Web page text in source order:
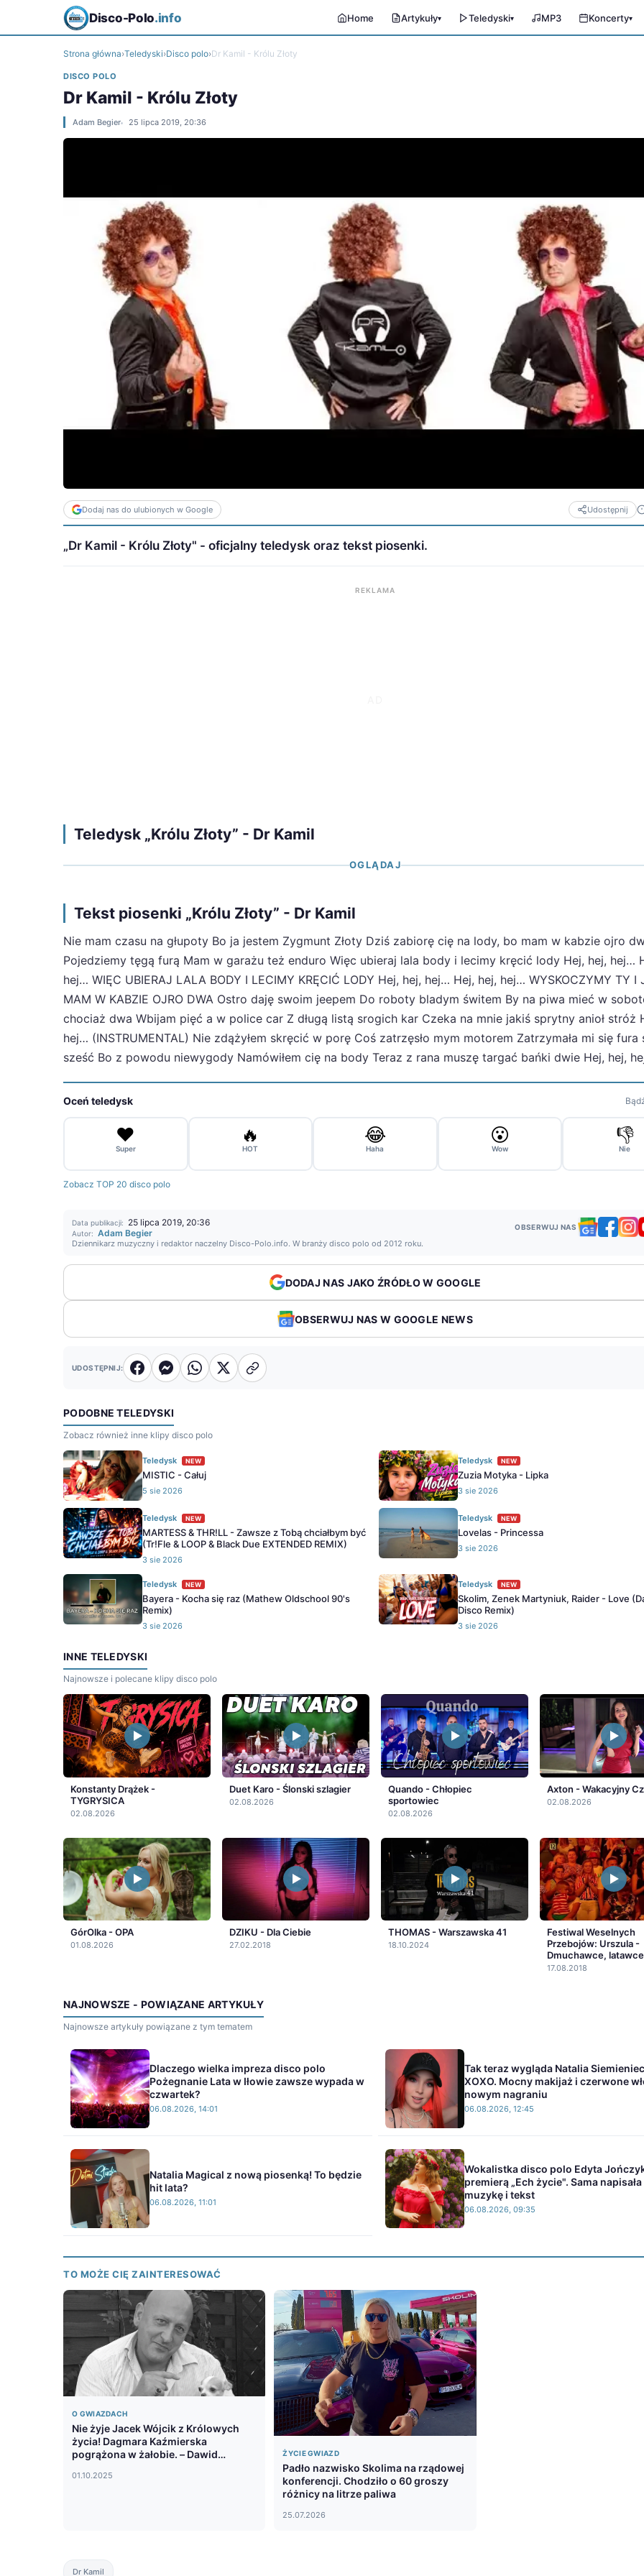
Disco-Polo.info Home Artykuły▾ Teledyski▾ MP3 Koncerty▾
Strona główna›Teledyski›Disco polo›Dr Kamil - Królu Złoty
DISCO POLO
Dr Kamil - Królu Złoty
Adam Begier 25 lipca 2019, 20:36
Dodaj nas do ulubionych w Google Udostępnij
„Dr Kamil - Królu Złoty" - oficjalny teledysk oraz tekst piosenki.
REKLAMA
Teledysk „Królu Złoty” - Dr Kamil
OGLĄDAJ
Tekst piosenki „Królu Złoty” - Dr Kamil
Nie mam czasu na głupoty Bo ja jestem Zygmunt Złoty Dziś zabiorę cię na lody, bo mam w kabzie ojro
Pojedziemy tęgą furą Mam w garażu też enduro Więc ubieraj lala body i lecimy kręcić lody Hej, hej, hej…
hej… WIĘC UBIERAJ LALA BODY I LECIMY KRĘCIĆ LODY Hej, hej, hej… Hej, hej, hej… WYSKOCZYMY TY I
MAM W KABZIE OJRO DWA Ostro daję swoim jeepem Do roboty bladym świtem By na piwa mieć w
chociaż dwa Wbijam pięć a w police car Z długą listą srogich kar Czeka na mnie jakiś sprytny anioł stróż
hej… (INSTRUMENTAL) Nie zdążyłem skręcić w porę Coś zatrzęsło mym motorem Zatrzymała mi się fura
sześć Bo z powodu niewygody Namówiłem cię na body Teraz z rana muszę targać bańki dwie Hej, hej,
Oceń teledysk
❤️
Super
🔥
HOT
😂
Haha
😮
Wow
👎
Nie
Zobacz TOP 20 disco polo
Data publikacji: 25 lipca 2019, 20:36
Autor: Adam Begier
Dziennikarz muzyczny i redaktor naczelny Disco-Polo.info. W branży disco polo od 2012 roku.
OBSERWUJ NAS
DODAJ NAS JAKO ŹRÓDŁO W GOOGLE
OBSERWUJ NAS W GOOGLE NEWS
UDOSTĘPNIJ:
PODOBNE TELEDYSKI
Zobacz również inne klipy disco polo
Teledysk NEW
MISTIC - Całuj
5 sie 2026
Teledysk NEW
Zuzia Motyka - Lipka
3 sie 2026
Teledysk NEW
MARTESS & THR!LL - Zawsze z Tobą chciałbym być
(Tr!Fle & LOOP & Black Due EXTENDED REMIX)
3 sie 2026
Teledysk NEW
Lovelas - Princessa
3 sie 2026
Teledysk NEW
Bayera - Kocha się raz (Mathew Oldschool 90's
Remix)
3 sie 2026
Teledysk NEW
Skolim, Zenek Martyniuk, Raider - Love
Disco Remix)
3 sie 2026
INNE TELEDYSKI
Najnowsze i polecane klipy disco polo
Konstanty Drążek -
TYGRYSICA
02.08.2026
Duet Karo - Ślonski szlagier
02.08.2026
Quando - Chłopiec
sportowiec
02.08.2026
Axton - Wakacyjny
02.08.2026
GórOlka - OPA
01.08.2026
DZIKU - Dla Ciebie
27.02.2018
THOMAS - Warszawska 41
18.10.2024
Festiwal Weselnych
Przebojów: Urszula -
Dmuchawce,
17.08.2018
NAJNOWSZE - POWIĄZANE ARTYKUŁY
Najnowsze artykuły powiązane z tym tematem
Dlaczego wielka impreza disco polo
Pożegnanie Lata w Iłowie zawsze wypada w
czwartek?
06.08.2026, 14:01
Tak teraz wygląda Natalia
XOXO. Mocny makijaż i czerwone
nowym nagraniu
06.08.2026, 12:45
Natalia Magical z nową piosenką! To będzie
hit lata?
06.08.2026, 11:01
Wokalistka disco polo Edyta
premierą „Ech życie". Sama napisała
muzykę i tekst
06.08.2026, 09:35
TO MOŻE CIĘ ZAINTERESOWAĆ
O GWIAZDACH
Nie żyje Jacek Wójcik z Królowych
życia! Dagmara Kaźmierska
pogrążona w żałobie. – Dawid
01.10.2025
ŻYCIE GWIAZD
Padło nazwisko Skolima na rządowej
konferencji. Chodziło o 60 groszy
różnicy na litrze paliwa
25.07.2026
Dr Kamil